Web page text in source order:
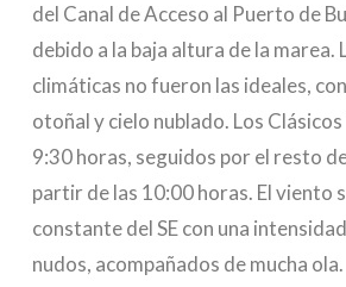
del Canal de Acceso al Puerto de
debido a la baja altura de la marea.
climáticas no fueron las ideales,
otoñal y cielo nublado. Los
9:30 horas, seguidos por el resto
partir de las 10:00 horas. El viento
constante del SE con una
nudos, acompañados de mucha ola.